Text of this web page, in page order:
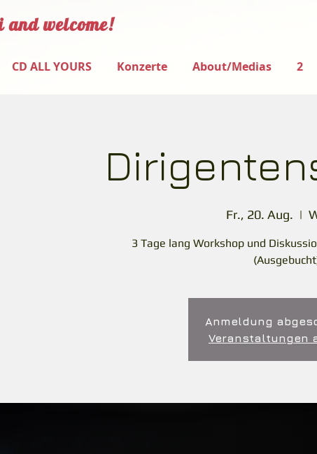
and welcome!
CD ALL YOURS Konzerte About/Medias 2
Fr., 20. Aug.
  |
3 Tage lang Workshop und
Anmeldung
Veranstaltungen